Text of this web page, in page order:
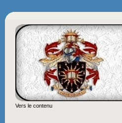
Vers le contenu